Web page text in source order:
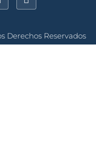
Derechos Reservados